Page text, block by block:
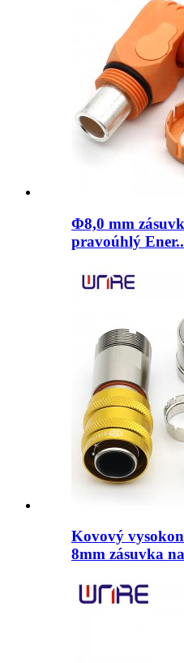
Φ8,0 mm
pravoúhlý
Kovový
8mm zásuvka